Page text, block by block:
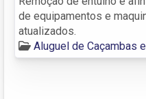
de equipamentos e
atualizados.
Aluguel de Caçambas